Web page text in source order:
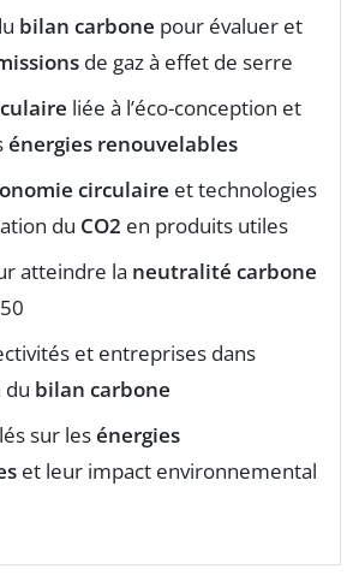
bilan carbone pour évaluer et
de gaz à effet de serre
liée à l’éco-conception et
énergies renouvelables
circulaire et technologies
du CO2 en produits utiles
atteindre la neutralité carbone
et entreprises dans
du bilan carbone
sur lesénergies
et leur impact environnemental